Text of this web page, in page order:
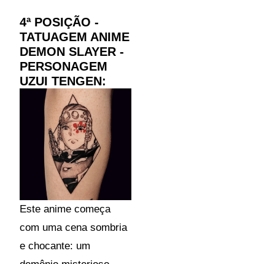
4ª POSIÇÃO -
TATUAGEM ANIME
DEMON SLAYER -
PERSONAGEM
UZUI TENGEN:
Este anime começa
com uma cena sombria
e chocante: um